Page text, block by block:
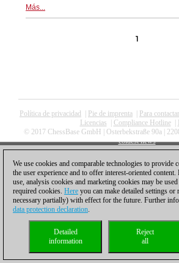
Más...
1
Política de privacidad Pie de imprenta Para contactar
Licencias
Compliance Hotline|
© 2017 ChessBase GmbH | Osterbekstraße 90a |
coldest news
We use cookies and comparable technologies to provide
the user experience and to offer interest-oriented
use, analysis cookies and marketing cookies may be
required cookies. Here you can make detailed settings
necessary partially) with effect for the future. Further
data protection declaration.
Reject
all
Detailed
information